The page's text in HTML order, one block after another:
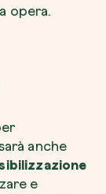
opera.
anche
e